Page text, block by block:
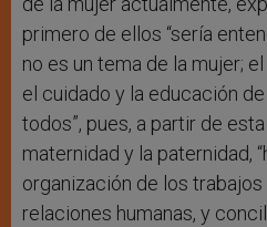
primero de ellos “sería
no es un tema de la mujer;
el cuidado y la educación
todos”, pues, a partir de
maternidad y la paternidad,
organización de los
relaciones humanas, y